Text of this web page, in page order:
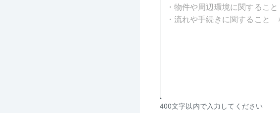
残
400文字以内で入力してください